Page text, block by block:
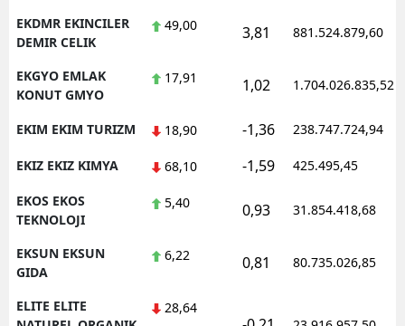
EKDMR EKINCILER
DEMIR CELIK
49,00 3,81 881.524.879,60
EKGYO EMLAK
KONUT GMYO
17,91 1,02 1.704.026.835,52
EKIM EKIM TURIZM 18,90 -1,36 238.747.724,94
EKIZ EKIZ KIMYA 68,10 -1,59 425.495,45
EKOS EKOS
TEKNOLOJI
5,40 0,93 31.854.418,68
EKSUN EKSUN
GIDA
6,22 0,81 80.735.026,85
ELITE ELITE
28,64